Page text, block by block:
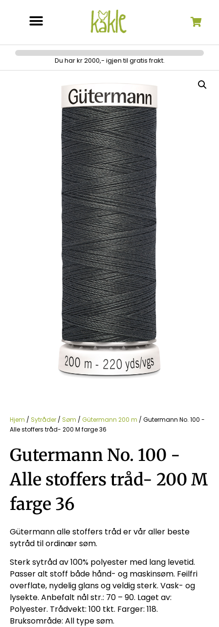
Du har kr 2000,- igjen til gratis frakt.
Hjem / Sytråder / Søm / Gütermann 200 m / Gutermann No. 100 -
Alle stoffers tråd- 200 M farge 36
Gutermann No. 100 -
Alle stoffers tråd- 200 M
farge 36
Gütermann alle stoffers tråd er vår aller beste
sytråd til ordinær søm.
Sterk sytråd av 100% polyester med lang levetid.
Passer alt stoff både hånd- og maskinsøm. Feilfri
overflate, nydelig glans og veldig sterk. Vask- og
lysekte. Anbefalt nål str.: 70 – 90. Laget av:
Polyester. Trådvekt: 100 tkt. Farger: 118.
Bruksområde: All type søm.